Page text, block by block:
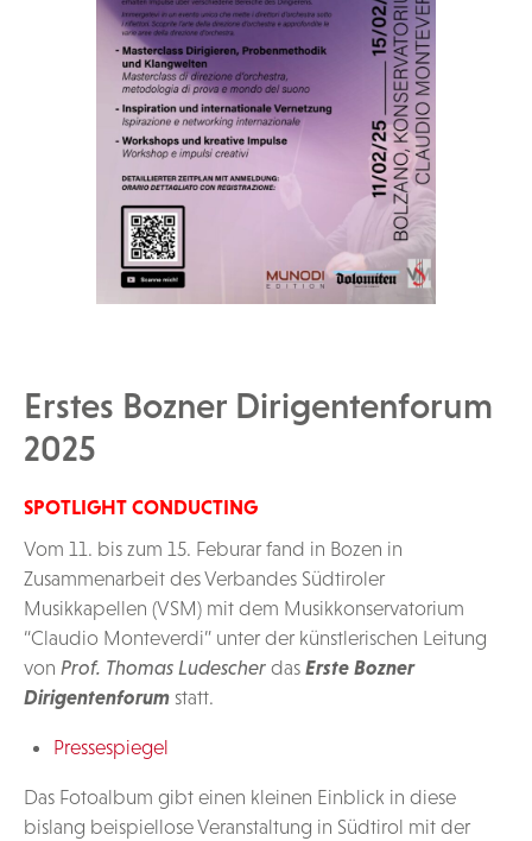
Erstes Bozner Dirigentenforum
2025
SPOTLIGHT CONDUCTING
Vom 11. bis zum 15. Feburar fand in Bozen in
Zusammenarbeit des Verbandes Südtiroler
Musikkapellen (VSM) mit dem Musikkonservatorium
“Claudio Monteverdi” unter der künstlerischen Leitung
von Prof. Thomas Ludescher das Erste Bozner
Dirigentenforum statt.
Pressespiegel
Das Fotoalbum gibt einen kleinen Einblick in diese
bislang beispiellose Veranstaltung in Südtirol mit der